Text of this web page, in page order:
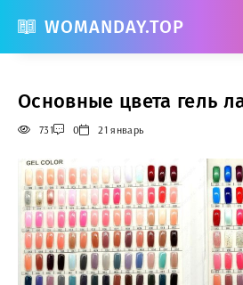
WOMANDAY.TOP
Основные цвета гель
731 0 21 январь